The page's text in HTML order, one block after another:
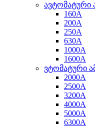
ავტომატური
160A
200A
250A
630A
1000A
1600A
ვტომატური
2000A
2500A
3200A
4000A
5000A
6300A